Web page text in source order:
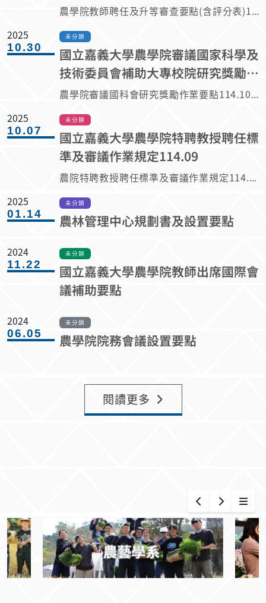
農學院教師聘任及升等審查要點(含評分表)114.12..doc
2025
10.30
未分類
國立嘉義大學農學院審議國家科學及
技術委員會補助大專校院研究獎勵作
業標準114.10.22
農學院審議國科會研究獎勵作業要點114.10.22.doc
2025
10.07
未分類
國立嘉義大學農學院特聘教授聘任標
準及審議作業規定114.09
農院特聘教授聘任標準及審議作業規定114.09.doc
2025
01.14
未分類
農林管理中心規劃書及設置要點
2024
11.22
未分類
國立嘉義大學農學院教師出席國際會
議補助要點
2024
06.05
未分類
農學院院務會議設置要點
閱讀更多
更